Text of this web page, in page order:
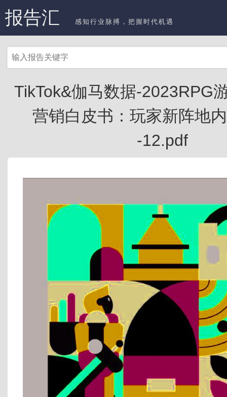
报告汇 感知行业脉搏，把握时代机遇
TikTok&伽马数据-2023RPG
营销白皮书：玩家新阵地
-12.pdf